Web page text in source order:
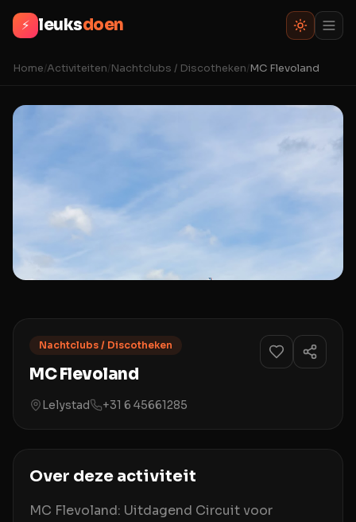
⚡ leuksdoen
Home/Activiteiten/Nachtclubs / Discotheken/MC Flevoland
Nachtclubs / Discotheken
MC Flevoland
Lelystad +31 6 45661285
Over deze activiteit
MC Flevoland: Uitdagend Circuit voor